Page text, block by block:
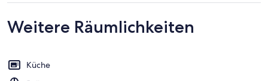
Weitere Räumlichkeiten
Küche